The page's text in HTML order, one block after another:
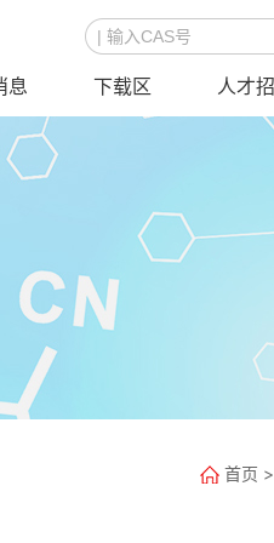
息 下载区 人才
首页 >